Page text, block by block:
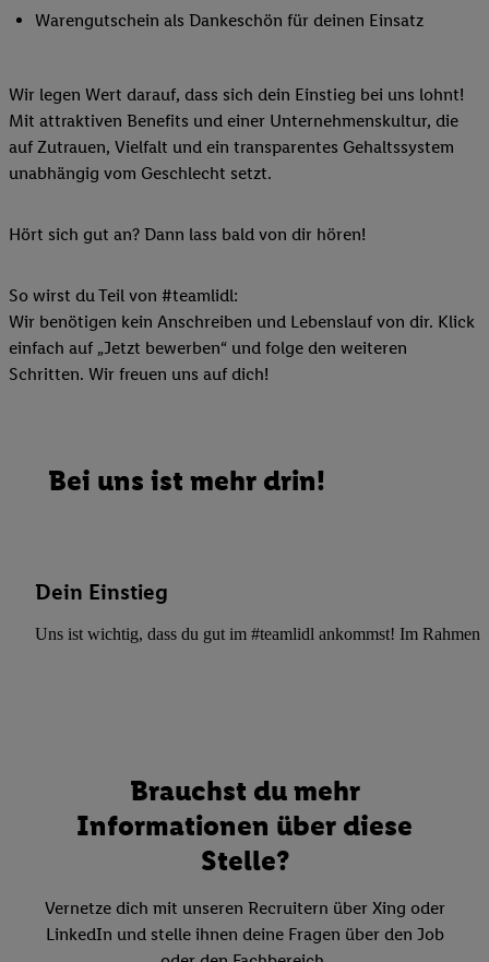
Warengutschein als Dankeschön für deinen Einsatz
Wir legen Wert darauf, dass sich dein Einstieg bei uns lohnt!
Mit attraktiven Benefits und einer Unternehmenskultur, die
auf Zutrauen, Vielfalt und ein transparentes Gehaltssystem
unabhängig vom Geschlecht setzt.
Hört sich gut an? Dann lass bald von dir hören!
So wirst du Teil von #teamlidl:
Wir benötigen kein Anschreiben und Lebenslauf von dir. Klick
einfach auf „Jetzt bewerben“ und folge den weiteren
Schritten. Wir freuen uns auf dich!
Bei uns ist mehr drin!
Dein Einstieg
Uns ist wichtig, dass du gut im #teamlidl ankommst! Im Rahmen
Brauchst du mehr
Informationen über diese
Stelle?
Vernetze dich mit unseren Recruitern über Xing oder
LinkedIn und stelle ihnen deine Fragen über den Job